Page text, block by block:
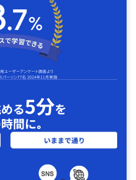
る5分を
間に｡